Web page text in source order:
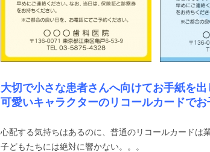
大切で小さな患者さんへ向けてお手紙を出
可愛いキャラクターのリコールカードで
心配する気持ちはあるのに、普通のリコールカードは
子どもたちには絶対に響かない。。。